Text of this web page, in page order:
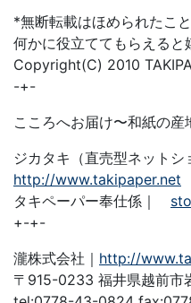
*無断転載はほめられたこ
何かに役立ててもらえると
Copyright(C) 2010
-+-
こころへお届け〜和紙の産
ジカタキ（直売型ネット
http://www.takipaper.net
タキペーパー奉仕係｜
+-+-
瀧株式会社｜ http://
〒915-0233 福井県越前市